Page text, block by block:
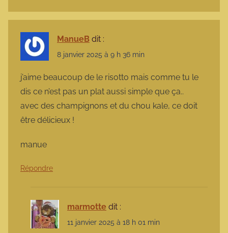
ManueB dit :
8 janvier 2025 à 9 h 36 min
j’aime beaucoup de le risotto mais comme tu le
dis ce n’est pas un plat aussi simple que ça..
avec des champignons et du chou kale, ce doit
être délicieux !
manue
Répondre
marmotte dit :
11 janvier 2025 à 18 h 01 min